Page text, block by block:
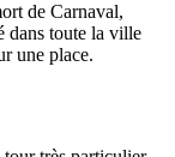
de Carnaval,
dans toute la ville
une place.